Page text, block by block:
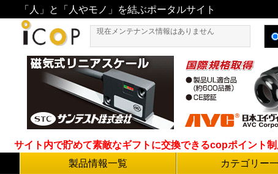
「人」と「人やモノ」を結ぶポータルサイト
現在メンテナンス情報はありません
サイト内で貯めて素敵なギフトに交換できるcopポイント
製品情報一覧
カテゴリー